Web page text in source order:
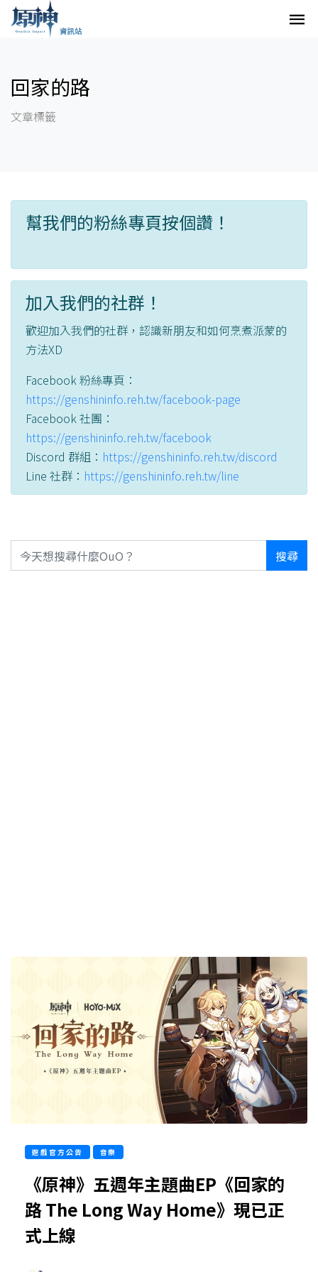
回家的路
文章標籤
幫我們的粉絲專頁按個讚！
加入我們的社群！
歡迎加入我們的社群，認識新朋友和如何烹煮派蒙的
方法XD
Facebook 粉絲專頁：
https://genshininfo.reh.tw/facebook-page
Facebook 社團：
https://genshininfo.reh.tw/facebook
Discord 群組： https://genshininfo.reh.tw/discord
Line 社群： https://genshininfo.reh.tw/line
搜尋
遊戲官方公告 音樂
《原神》五週年主題曲EP《回家的
路 The Long Way Home》現已正
式上線